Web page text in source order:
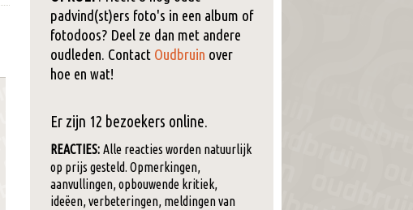
padvind(st)ers foto's in een album of
fotodoos? Deel ze dan met andere
oudleden. Contact Oudbruin over
hoe en wat!
Er zijn 12 bezoekers online.
REACTIES: Alle reacties worden natuurlijk
op prijs gesteld. Opmerkingen,
aanvullingen, opbouwende kritiek,
ideëen, verbeteringen, meldingen van